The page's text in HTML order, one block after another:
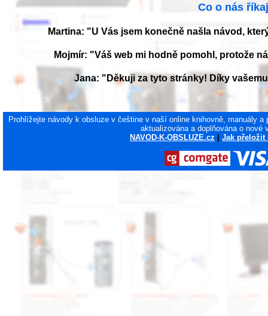
Co o nás
Martina: "U Vás jsem konečně našla návod,
Mojmír: "Váš web mi hodně pomohl, protože
Jana: "Děkuji za tyto stránky! Díky
Prohlížejte návody k obsluze v češtine v naší online knihovně, manuály
aktualizována a doplňována o nové
NAVOD-K-OBSLUZE.cz
Jak přeložit